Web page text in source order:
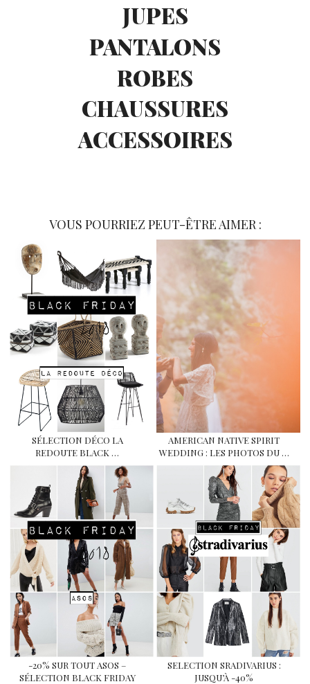
JUPES
PANTALONS
ROBES
CHAUSSURES
ACCESSOIRES
VOUS POURRIEZ PEUT-ÊTRE AIMER :
SÉLECTION DÉCO LA
REDOUTE BLACK …
AMERICAN NATIVE SPIRIT
WEDDING : LES PHOTOS DU …
-20% SUR TOUT ASOS –
SÉLECTION BLACK FRIDAY
SELECTION SRADIVARIUS :
JUSQU’À -40%